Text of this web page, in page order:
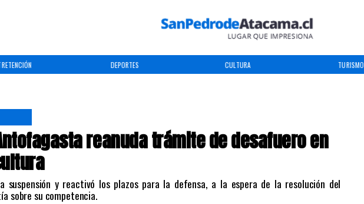
DEPORTES CULTURA TURISMO
reanuda trámite de desafuero en
suspensión y reactivó los plazos para la defensa, a la espera de la resolución del
sobre su competencia.